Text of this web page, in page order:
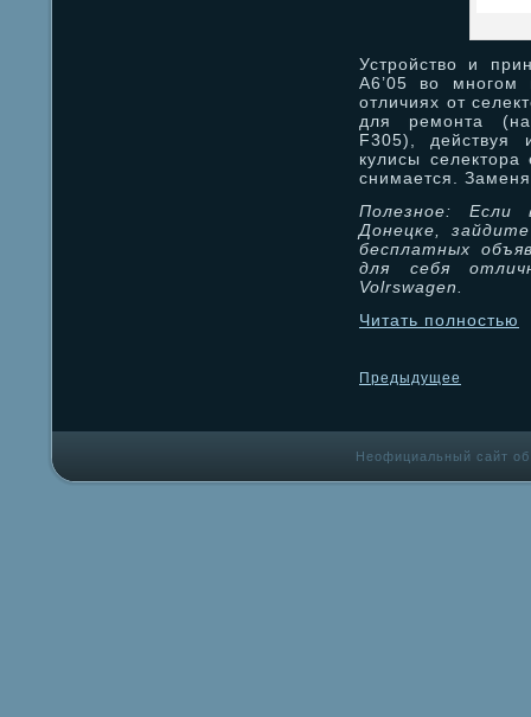
Устройство и
A6’05 во многом
отличиях от
для ремонта
F305), действуя
кулисы
снимается.
Полезное:
Донецке,
бесплатных
для себя
Volrswagen.
Читать полностью
Предыдущее
Неофициальный сайт